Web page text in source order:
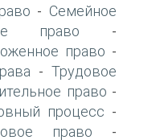
- Семейное
право -
право -
-Трудовое
право -
процесс -
право -